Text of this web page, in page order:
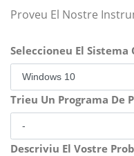
Proveu El Nostre
Seleccioneu El
Trieu Un Programa De
Descriviu El Vostre